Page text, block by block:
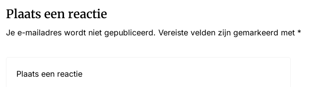
Plaats een reactie
Je e-mailadres wordt niet gepubliceerd. Vereiste velden zijn gemarkeerd met *